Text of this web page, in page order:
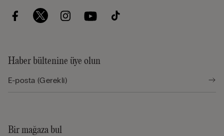
Haber bültenine üye olun
Bir mağaza bul